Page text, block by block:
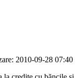
2010-09-28 07:40